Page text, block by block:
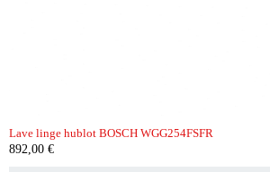
Lave linge hublot BOSCH WGG254FSFR
892,00 €